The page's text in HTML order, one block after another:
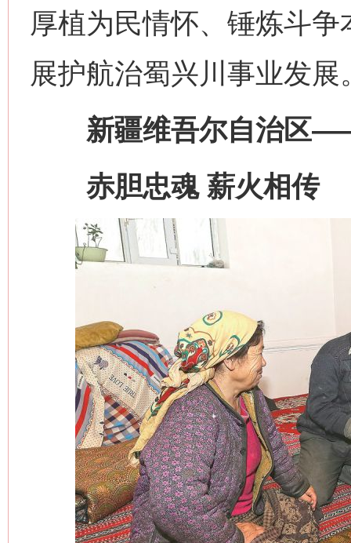
厚植为民情怀、锤炼斗
展护航治蜀兴川事业发
新疆维吾尔自治区
赤胆忠魂 薪火相传